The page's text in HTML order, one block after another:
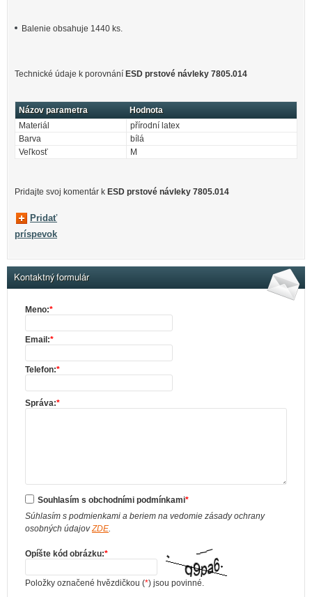
Balenie obsahuje 1440 ks.
Technické údaje k porovnání ESD prstové návleky 7805.014
Názov parametra
Hodnota
Materiál
přírodní latex
Barva
bílá
Veľkosť
M
Pridajte svoj ​​komentár k ESD prstové návleky 7805.014
Pridať
príspevok
Kontaktný formulár
Meno:*
Email:*
Telefon:*
Správa:*
Souhlasím s obchodními podmínkami*
Súhlasím s podmienkami a beriem na vedomie zásady ochrany
osobných údajovZDE
Opíšte kód obrázku:*
Položky označené hvězdičkou (*) jsou povinné.